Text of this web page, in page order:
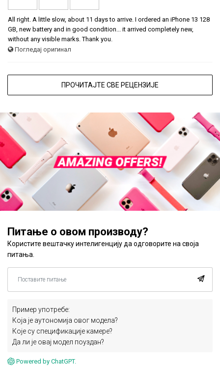
All right. A little slow, about 11 days to arrive. I ordered an iPhone 13 128
GB, new battery and in good condition... it arrived completely new,
without any visible marks. Thank you.
Погледај оригинал
ПРОЧИТАЈТЕ СВЕ РЕЦЕНЗИЈЕ
Питање о овом производу?
Користите вештачку интелигенцију да одговорите на своја
питања.
Пример употребе:
Која је аутономија овог модела?
Које су спецификације камере?
Да ли је овај модел поуздан?
Powered by ChatGPT.